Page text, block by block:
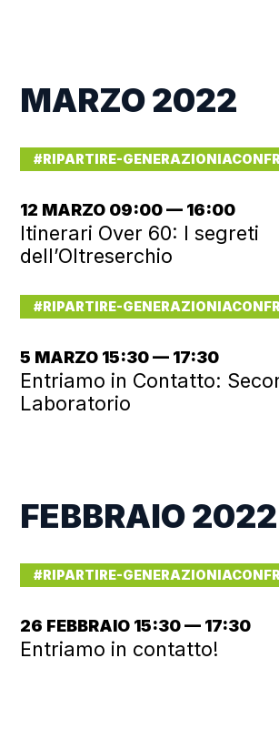
MARZO 2022
#RIPARTIRE-
12 MARZO 09:00 — 16:00
Itinerari Over 60: I segreti
dell’Oltreserchio
#RIPARTIRE-
5 MARZO 15:30 — 17:30
Entriamo in Contatto:
Laboratorio
FEBBRAIO 2022
#RIPARTIRE-
26 FEBBRAIO 15:30 — 17:30
Entriamo in contatto!